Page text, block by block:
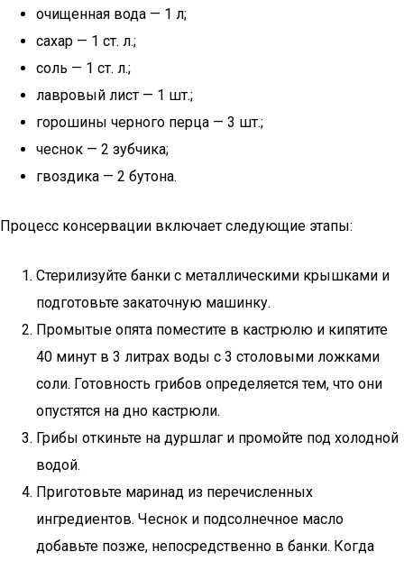
очищенная вода — 1 л;
сахар — 1 ст. л.;
соль — 1 ст. л.;
лавровый лист — 1 шт.;
горошины черного перца — 3 шт.;
чеснок — 2 зубчика;
гвоздика — 2 бутона.
Процесс консервации включает следующие этапы:
Стерилизуйте банки с металлическими крышками и
подготовьте закаточную машинку.
Промытые опята поместите в кастрюлю и кипятите
40 минут в 3 литрах воды с 3 столовыми ложками
соли. Готовность грибов определяется тем, что они
опустятся на дно кастрюли.
Грибы откиньте на дуршлаг и промойте под холодной
водой.
Приготовьте маринад из перечисленных
ингредиентов. Чеснок и подсолнечное масло
добавьте позже, непосредственно в банки. Когда